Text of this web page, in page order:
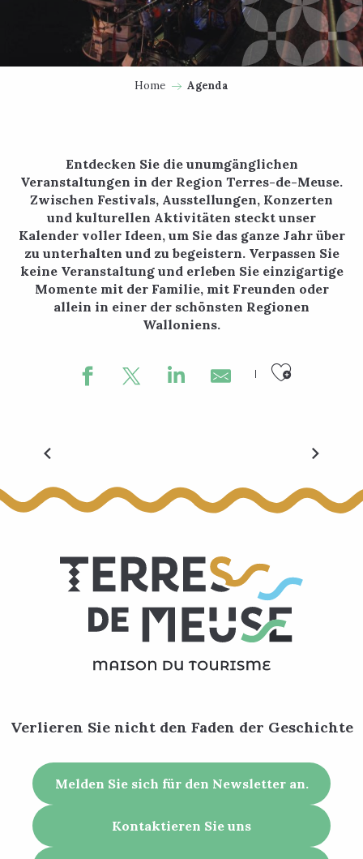
Home Agenda
Entdecken Sie die unumgänglichen
Veranstaltungen in der Region Terres-de-Meuse.
Zwischen Festivals, Ausstellungen, Konzerten
und kulturellen Aktivitäten steckt unser
Kalender voller Ideen, um Sie das ganze Jahr über
zu unterhalten und zu begeistern. Verpassen Sie
keine Veranstaltung und erleben Sie einzigartige
Momente mit der Familie, mit Freunden oder
allein in einer der schönsten Regionen
Walloniens.
Verlieren Sie nicht den Faden der Geschichte
Melden Sie sich für den Newsletter an.
Kontaktieren Sie uns